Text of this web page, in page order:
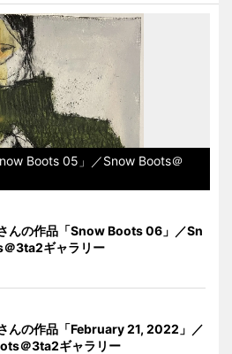
Boots 05」／Snow Boots＠
んの作品「Snow Boots 06」／Sn
3ta2ギャラリー
んの作品「February 21, 2022」／
＠3ta2ギャラリー